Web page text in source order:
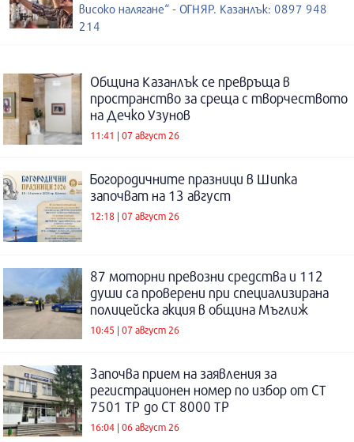
високо налягане“ - ОГНЯР. Казанлък: 0897 948
214
Община Казанлък се превръща в
пространство за среща с творчеството
на Дечко Узунов
11:41 | 07 август 26
Богородичните празници в Шипка
започват на 13 август
12:18 | 07 август 26
87 моторни превозни средства и 112
души са проверени при специализирана
полицейска акция в община Мъглиж
10:45 | 07 август 26
Започва прием на заявления за
регистрационен номер по избор от СТ
7501 ТР до СТ 8000 ТР
16:04 | 06 август 26